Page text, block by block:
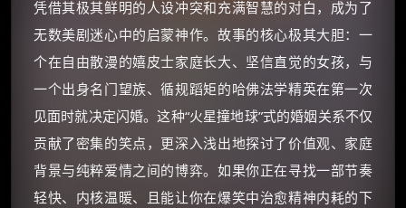
凭借其极其鲜明的人设冲突和充满智慧的对白，成为了
无数美剧迷心中的启蒙神作。故事的核心极其大胆：一
个在自由散漫的嬉皮士家庭长大、坚信直觉的女孩，与
一个出身名门望族、循规蹈矩的哈佛法学精英在第一次
见面时就决定闪婚。这种“火星撞地球”式的婚姻关系不仅
贡献了密集的笑点，更深入浅出地探讨了价值观、家庭
背景与纯粹爱情之间的博弈。如果你正在寻找一部节奏
轻快、内核温暖、且能让你在爆笑中治愈精神内耗的下